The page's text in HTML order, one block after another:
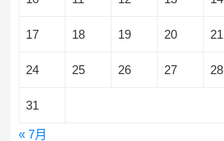
17 18 19 20 21
24 25 26 27 28
31
« 7月